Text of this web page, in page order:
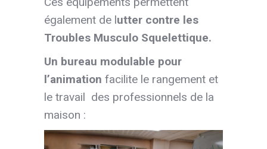
également de lutter contre les
Troubles Musculo Squelettique.
Un bureau modulable pour
l’animation facilite le rangement et
le travail des professionnels de la
maison :